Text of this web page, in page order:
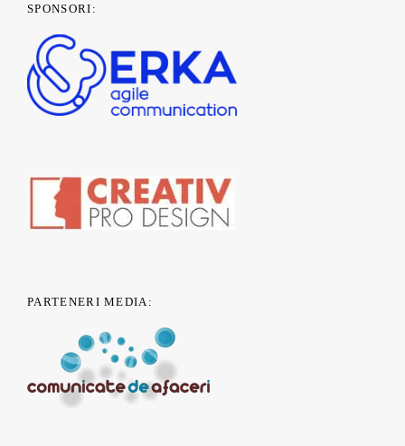
SPONSORI:
PARTENERI MEDIA: